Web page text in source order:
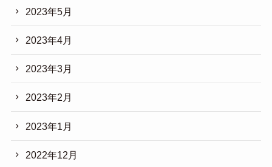
2023年5月
2023年4月
2023年3月
2023年2月
2023年1月
2022年12月